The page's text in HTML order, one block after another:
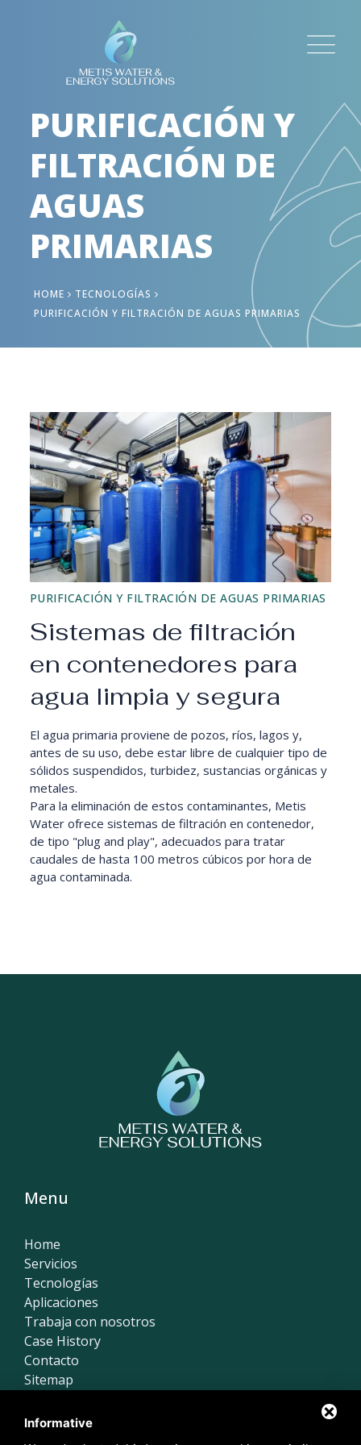
PURIFICACIÓN Y
FILTRACIÓN DE
AGUAS
PRIMARIAS
HOME
TECNOLOGÍAS
PURIFICACIÓN Y FILTRACIÓN DE AGUAS PRIMARIAS
PURIFICACIÓN Y FILTRACIÓN DE AGUAS PRIMARIAS
Sistemas de filtración
en contenedores para
agua limpia y segura
El agua primaria proviene de pozos, ríos, lagos y,
antes de su uso, debe estar libre de cualquier tipo de
sólidos suspendidos, turbidez, sustancias orgánicas y
metales.
Para la eliminación de estos contaminantes, Metis
Water ofrece sistemas de filtración en contenedor,
de tipo "plug and play", adecuados para tratar
caudales de hasta 100 metros cúbicos por hora de
agua contaminada.
Menu
Home
Servicios
Tecnologías
Aplicaciones
Trabaja con nosotros
Case History
Contacto
Sitemap
Póngase en contacto con nosotros
Informative